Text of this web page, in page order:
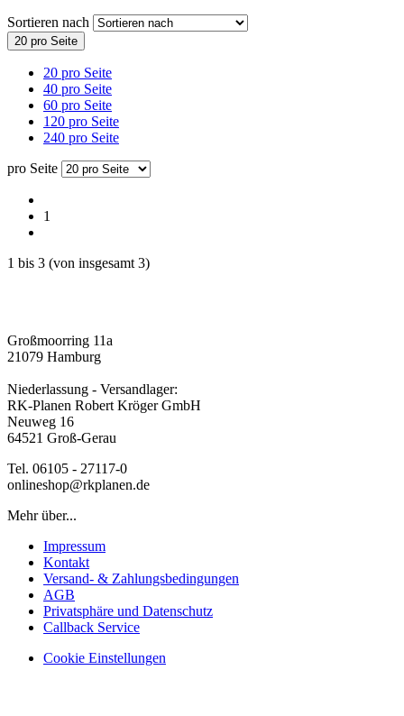
Sortieren nach
20 pro Seite
20 pro Seite
40 pro Seite
60 pro Seite
120 pro Seite
240 pro Seite
pro Seite
1
1 bis 3 (von insgesamt 3)
Großmoorring 11a
21079 Hamburg
Niederlassung - Versandlager:
RK-Planen Robert Kröger GmbH
Neuweg 16
64521 Groß-Gerau
Tel. 06105 - 27117-0
onlineshop@rkplanen.de
Mehr über...
Impressum
Kontakt
Versand- & Zahlungsbedingungen
AGB
Privatsphäre und Datenschutz
Callback Service
Cookie Einstellungen